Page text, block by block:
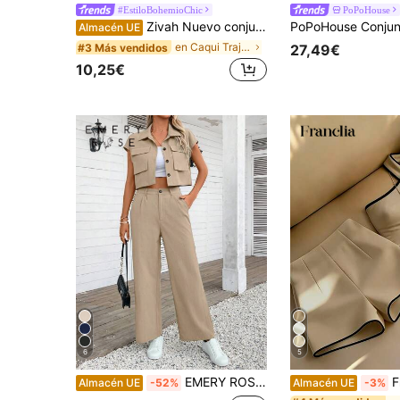
#EstiloBohemioChic
Almacén UE Zivah Nuevo conjunto de 2 piezas para primavera/verano, casual, con parte superior de tirantes en forma de espina dorsal y pantalones de pierna ancha con bolsillos, de tela texturizada - B
#3 Más vendidos en Caqui Trajes de dos piezas para mujer
10,25€
PoPoHouse
27,49€
6
Almacén UE -52% EMERY ROSE 2 piezas Conjunto de top y pantalones de verano de mujer con diseño de bolsillo y abotonadura sencilla
5
Almacén UE -3%